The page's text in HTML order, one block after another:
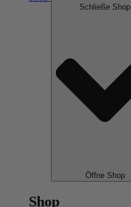
Schließe Shop
Öffne Shop
Shop